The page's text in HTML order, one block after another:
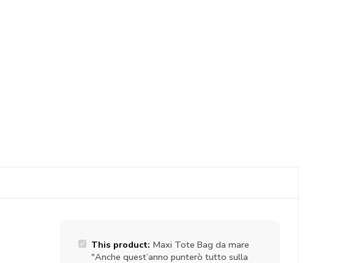
This product: Maxi Tote Bag da mare
"Anche quest’anno punterò tutto sulla